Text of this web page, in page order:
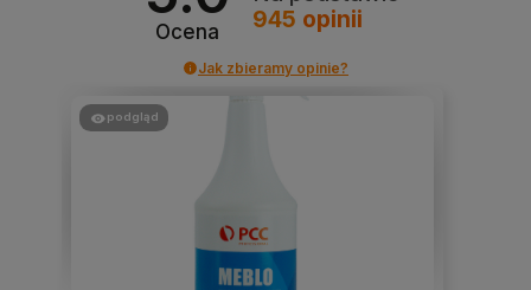
Ocena
945 opinii
Jak zbieramy opinie?
podgląd